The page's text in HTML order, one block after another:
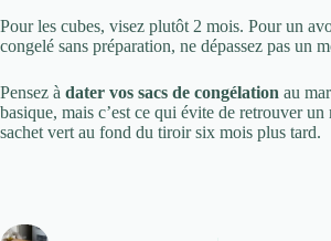
Pour les cubes, visez plutôt 2 mois. Pour un
congelé sans préparation, ne dépassez pas un
Pensez à dater vos sacs de congélation au
basique, mais c’est ce qui évite de retrouver un
sachet vert au fond du tiroir six mois plus tard.